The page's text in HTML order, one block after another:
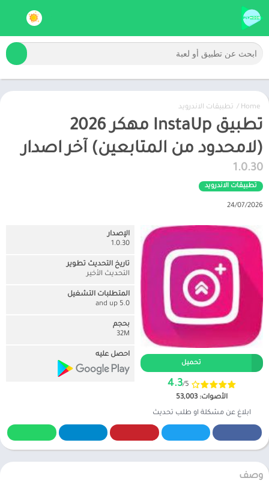
Home
/ تطبيقات الاندرويد
تطبيق InstaUp مهكر 2026
(لامحدود من المتابعين) آخر اصدار
1.0.30
تطبيقات الاندرويد
24/07/2026
تحميل
4.3/5
الأصوات: 53,003
ابلاغ عن مشكلة او طلب تحديث
الإصدار
1.0.30
تاريخ التحديث تطوير
التحديث الأخير
المتطلبات التشغيل
5.0 and up
بحجم
32M
احصل عليه
وصف